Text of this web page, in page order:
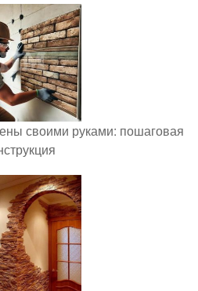
своими руками: пошаговая